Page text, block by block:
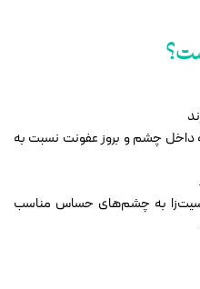
به داخل چشم و بروز عفونت نسبت به
به چشم‌های حساس مناسب